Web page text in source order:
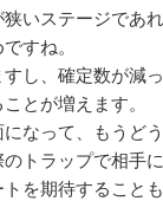
いステージであ
すね。
し、確定数が減
とが増えます。
なって、もうど
トラップで相手
を期待することも